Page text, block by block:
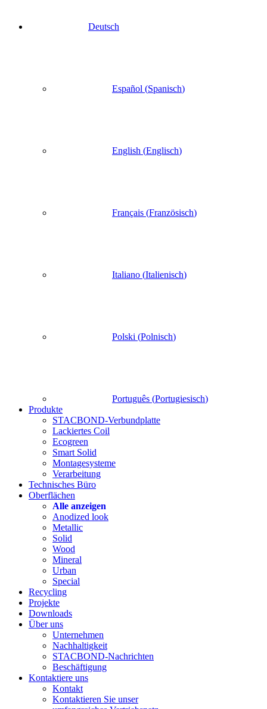
Deutsch
Español (Spanisch)
English (Englisch)
Français (Französisch)
Italiano (Italienisch)
Polski (Polnisch)
Português (Portugiesisch)
Produkte
STACBOND-Verbundplatte
Lackiertes Coil
Ecogreen
Smart Solid
Montagesysteme
Verarbeitung
Technisches Büro
Oberflächen
Alle anzeigen
Anodized look
Metallic
Solid
Wood
Mineral
Urban
Special
Recycling
Projekte
Downloads
Über uns
Unternehmen
Nachhaltigkeit
STACBOND-Nachrichten
Beschäftigung
Kontaktiere uns
Kontakt
Kontaktieren Sie unser